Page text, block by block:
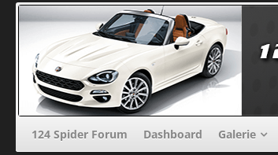
124 Spider Forum Dashboard Galerie